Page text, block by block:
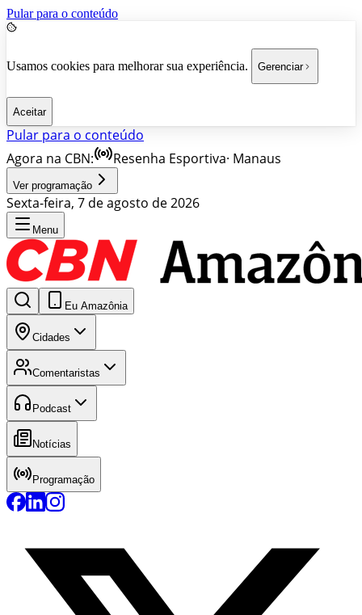
Pular para o conteúdo
Usamos cookies para melhorar sua experiência. Gerenciar
Aceitar
Pular para o conteúdo
Agora na CBN:
Resenha Esportiva· Manaus
Ver programação
Sexta-feira, 7 de agosto de 2026
Menu
Eu Amazônia
Cidades
Comentaristas
Podcast
Notícias
Programação